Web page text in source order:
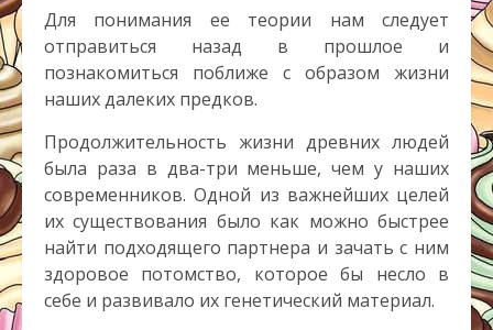
Для понимания ее теории нам следует
отправиться назад в прошлое и
познакомиться поближе с образом жизни
наших далеких предков.
Продолжительность жизни древних людей
была раза в два-три меньше, чем у наших
современников. Одной из важнейших целей
их существования было как можно быстрее
найти подходящего партнера и зачать с ним
здоровое потомство, которое бы несло в
себе и развивало их генетический материал.